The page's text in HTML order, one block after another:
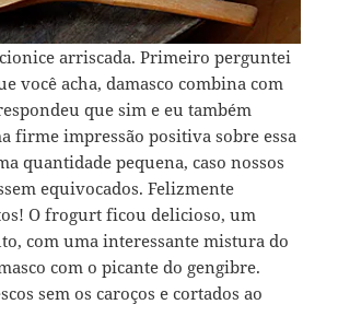
arriscada. Primeiro perguntei
você acha, damasco combina com
que sim e eu também
firme impressão positiva sobre essa
quantidade pequena, caso nossos
equivocados. Felizmente
O frogurt ficou delicioso, um
com uma interessante mistura do
com o picante do gengibre.
sem os caroços e cortados ao